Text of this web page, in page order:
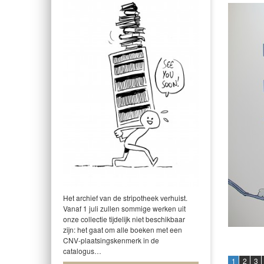
Het archief van de stripotheek verhuist.
Vanaf 1 juli zullen sommige werken uit
onze collectie tijdelijk niet beschikbaar
zijn: het gaat om alle boeken met een
CNV-plaatsingskenmerk in de
catalogus…
1 2 3